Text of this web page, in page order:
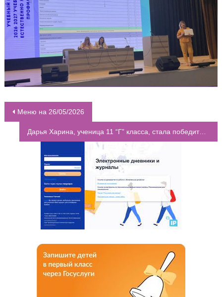
НАВИГАЦИЯ ПО ЗАПИСЯМ
Меню на 26/05/2026
Дарья Харина, ученица 11 “Г” класса, стала победителем в конкурсе экологической направленности и награждена путевкой в Международный детский центр «Артек»